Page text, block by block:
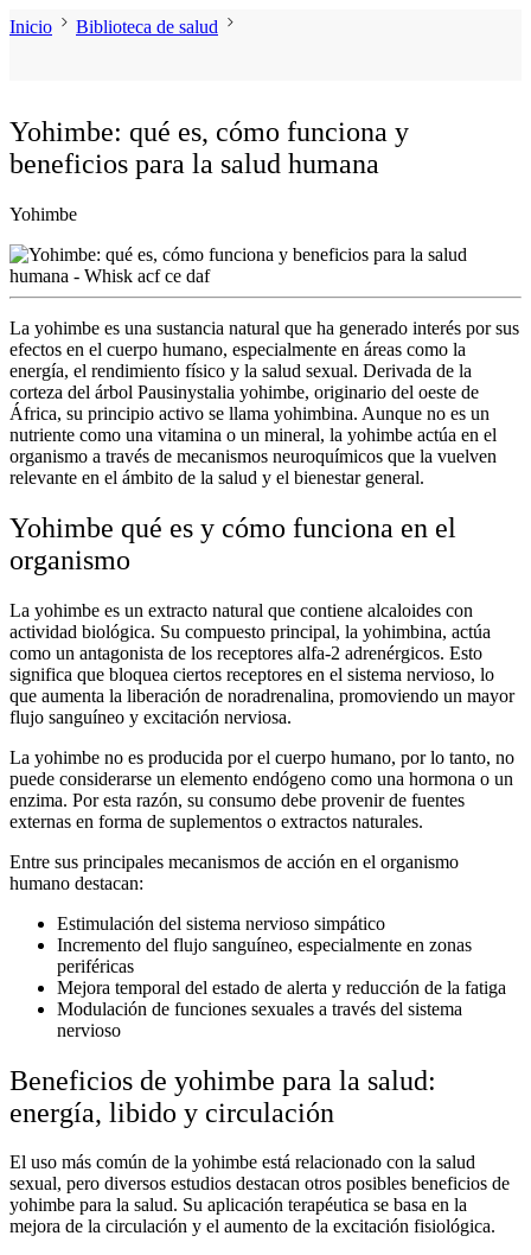
Inicio Biblioteca de salud
Yohimbe: qué es, cómo funciona y
beneficios para la salud humana
Yohimbe
La yohimbe es una sustancia natural que ha generado interés por sus
efectos en el cuerpo humano, especialmente en áreas como la
energía, el rendimiento físico y la salud sexual. Derivada de la
corteza del árbol Pausinystalia yohimbe, originario del oeste de
África, su principio activo se llama yohimbina. Aunque no es un
nutriente como una vitamina o un mineral, la yohimbe actúa en el
organismo a través de mecanismos neuroquímicos que la vuelven
relevante en el ámbito de la salud y el bienestar general.
Yohimbe qué es y cómo funciona en el
organismo
La yohimbe es un extracto natural que contiene alcaloides con
actividad biológica. Su compuesto principal, la yohimbina, actúa
como un antagonista de los receptores alfa-2 adrenérgicos. Esto
significa que bloquea ciertos receptores en el sistema nervioso, lo
que aumenta la liberación de noradrenalina, promoviendo un mayor
flujo sanguíneo y excitación nerviosa.
La yohimbe no es producida por el cuerpo humano, por lo tanto, no
puede considerarse un elemento endógeno como una hormona o un
enzima. Por esta razón, su consumo debe provenir de fuentes
externas en forma de suplementos o extractos naturales.
Entre sus principales mecanismos de acción en el organismo
humano destacan:
Estimulación del sistema nervioso simpático
Incremento del flujo sanguíneo, especialmente en zonas
periféricas
Mejora temporal del estado de alerta y reducción de la fatiga
Modulación de funciones sexuales a través del sistema
nervioso
Beneficios de yohimbe para la salud:
energía, libido y circulación
El uso más común de la yohimbe está relacionado con la salud
sexual, pero diversos estudios destacan otros posibles beneficios de
yohimbe para la salud. Su aplicación terapéutica se basa en la
mejora de la circulación y el aumento de la excitación fisiológica.